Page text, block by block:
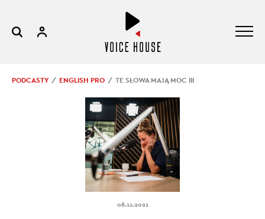
PODCASTY ENGLISH PRO TE SŁOWA MAJĄ MOC III
08.11.2021